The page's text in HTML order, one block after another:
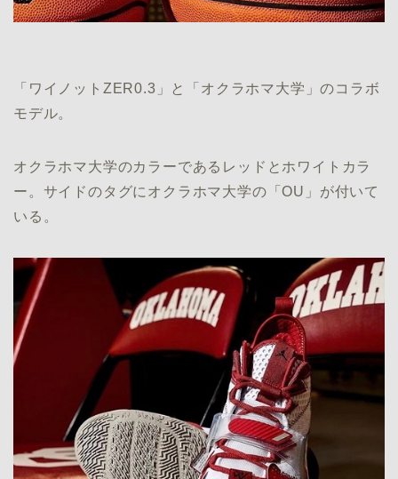
「ワイノットZER0.3」と「オクラホマ大学」のコラボ
モデル。
オクラホマ大学のカラーであるレッドとホワイトカラ
ー。サイドのタグにオクラホマ大学の「OU」が付いて
いる。